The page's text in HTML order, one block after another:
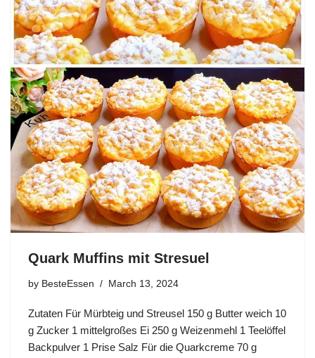
Quark Muffins mit Stresuel
by BesteEssen March 13, 2024
Zutaten Für Mürbteig und Streusel 150 g Butter weich 10
g Zucker 1 mittelgroßes Ei 250 g Weizenmehl 1 Teelöffel
Backpulver 1 Prise Salz Für die Quarkcreme 70 g